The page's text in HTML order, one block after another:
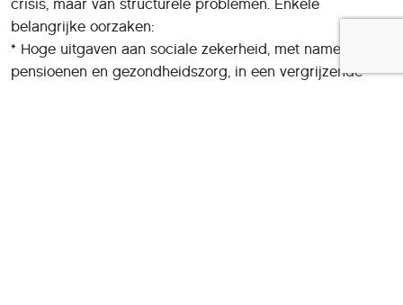
crisis, maar van structurele problemen. Enkele
belangrijke oorzaken:
* Hoge uitgaven aan sociale zekerheid, met name
pensioenen en gezondheidszorg, in een vergrijzende